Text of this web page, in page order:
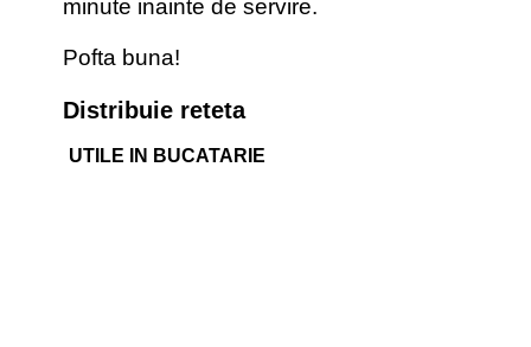
minute inainte de servire.
Pofta buna!
Distribuie reteta
UTILE IN BUCATARIE